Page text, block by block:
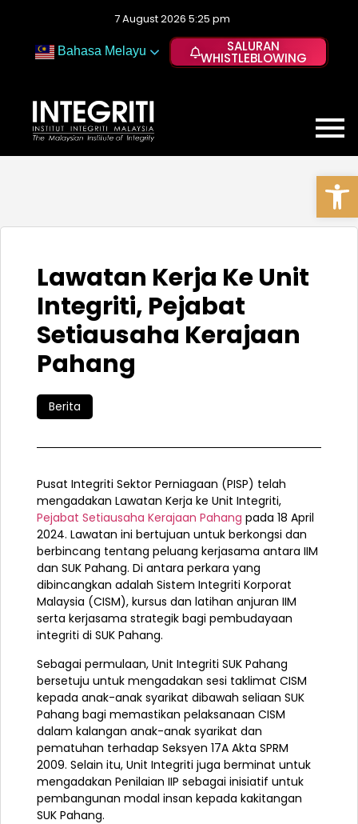
7 August 2026 5:25 pm
Bahasa Melayu SALURAN
WHISTLEBLOWING
Lawatan Kerja Ke Unit
Integriti, Pejabat
Setiausaha Kerajaan
Pahang
Berita
Pusat Integriti Sektor Perniagaan (PISP) telah
mengadakan Lawatan Kerja ke Unit Integriti,
Pejabat Setiausaha Kerajaan Pahang pada 18 April
2024. Lawatan ini bertujuan untuk berkongsi dan
berbincang tentang peluang kerjasama antara IIM
dan SUK Pahang. Di antara perkara yang
dibincangkan adalah Sistem Integriti Korporat
Malaysia (CISM), kursus dan latihan anjuran IIM
serta kerjasama strategik bagi pembudayaan
integriti di SUK Pahang.
Sebagai permulaan, Unit Integriti SUK Pahang
bersetuju untuk mengadakan sesi taklimat CISM
kepada anak-anak syarikat dibawah seliaan SUK
Pahang bagi memastikan pelaksanaan CISM
dalam kalangan anak-anak syarikat dan
pematuhan terhadap Seksyen 17A Akta SPRM
2009. Selain itu, Unit Integriti juga berminat untuk
mengadakan Penilaian IIP sebagai inisiatif untuk
pembangunan modal insan kepada kakitangan
SUK Pahang.